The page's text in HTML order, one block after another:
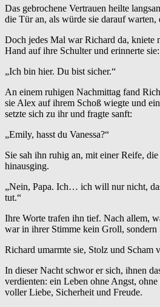
Das gebrochene Vertrauen heilte
die Tür an, als würde sie darauf warten,
Doch jedes Mal war Richard da, kniete
Hand auf ihre Schulter und erinnerte sie:
„Ich bin hier. Du bist sicher.“
An einem ruhigen Nachmittag fand
sie Alex auf ihrem Schoß wiegte und
setzte sich zu ihr und fragte sanft:
„Emily, hasst du Vanessa?“
Sie sah ihn ruhig an, mit einer Reife,
hinausging.
„Nein, Papa. Ich… ich will nur nicht,
tut.“
Ihre Worte trafen ihn tief. Nach allem,
war in ihrer Stimme kein Groll, sondern
Richard umarmte sie, Stolz und Scham
In dieser Nacht schwor er sich, ihnen
verdienten: ein Leben ohne Angst,
voller Liebe, Sicherheit und Freude.